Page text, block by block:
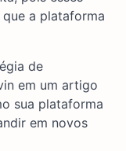
a plataforma
de
em um artigo
sua plataforma
em novos